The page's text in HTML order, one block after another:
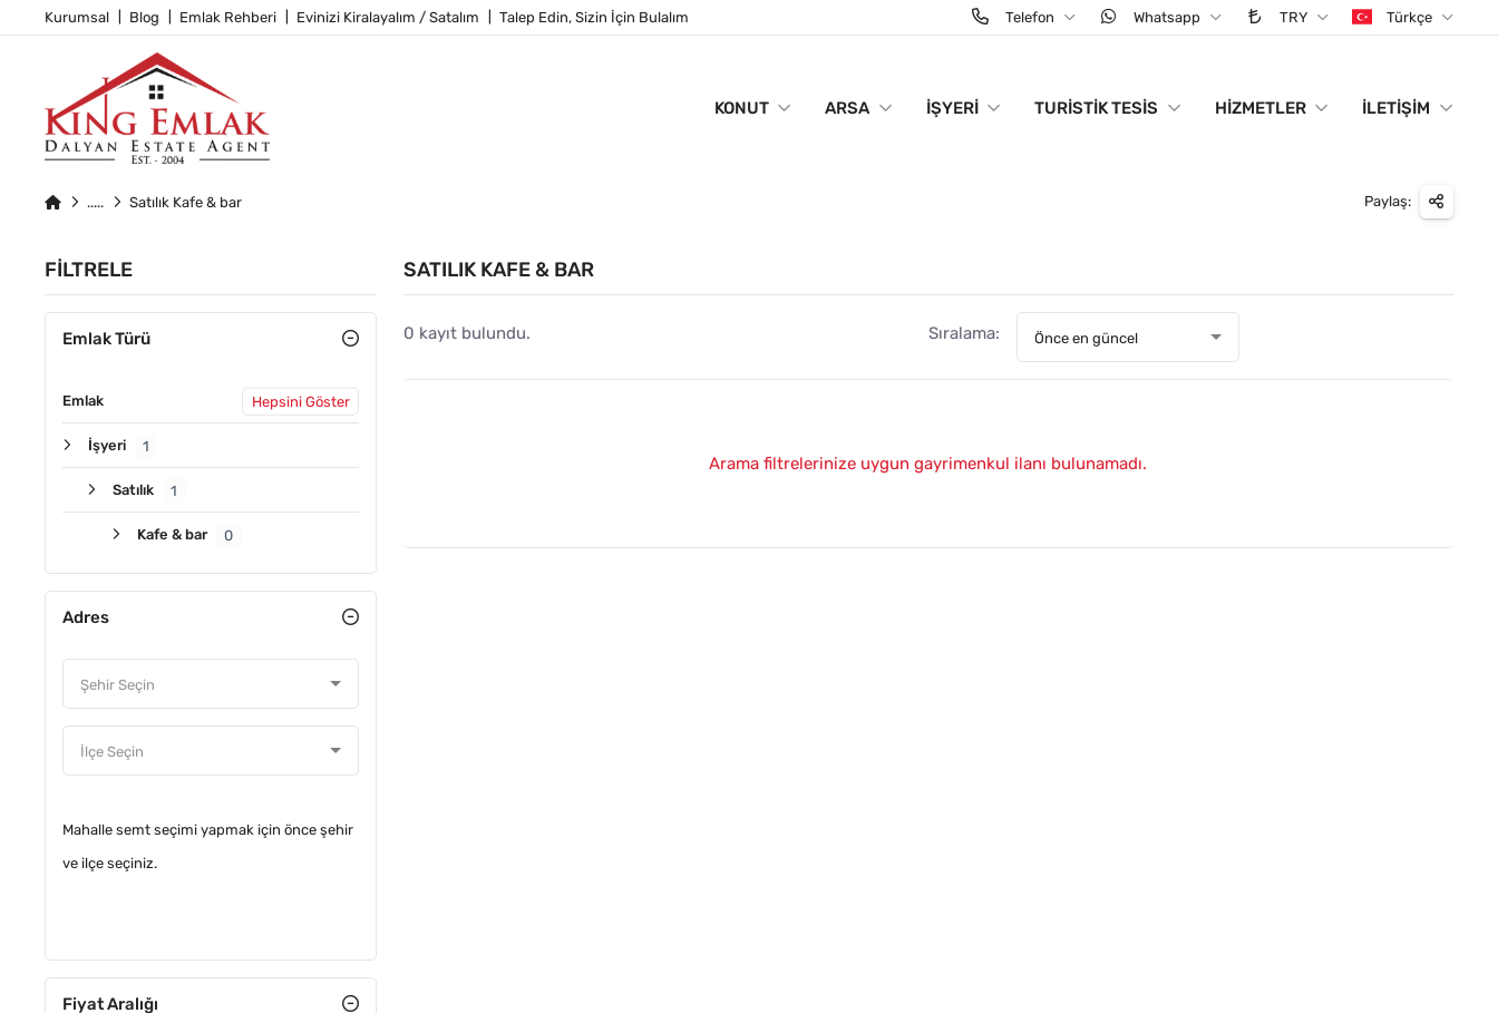
Kurumsal Blog Emlak Rehberi Evinizi Kiralayalım / Satalım Talep Edin, Sizin İçin Bulalım Telefon Whatsapp TRY Türkçe
KONUT ARSA İŞYERI TURISTIK TESIS HIZMETLER İLETIŞIM
Satılık Kafe & bar Paylaş:
FILTRELE
Emlak Türü
Emlak Hepsini Göster
İşyeri 1
Satılık 1
Kafe & bar 0
Adres
Mahalle semt seçimi yapmak için önce şehir
ve ilçe seçiniz.
Fiyat Aralığı
SATILIK KAFE & BAR
0 kayıt bulundu. Sıralama: Önce en güncel
Arama filtrelerinize uygun gayrimenkul ilanı bulunamadı.